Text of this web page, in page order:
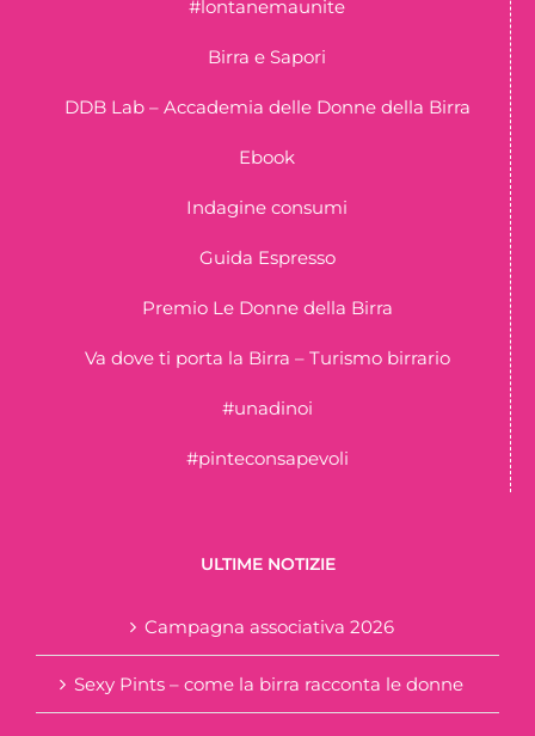
#lontanemaunite
Birra e Sapori
DDB Lab – Accademia delle Donne della Birra
Ebook
Indagine consumi
Guida Espresso
Premio Le Donne della Birra
Va dove ti porta la Birra – Turismo birrario
#unadinoi
#pinteconsapevoli
ULTIME NOTIZIE
Campagna associativa 2026
Sexy Pints – come la birra racconta le donne